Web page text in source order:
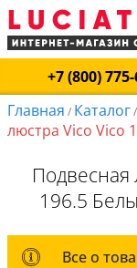
+7 (800)
Главная / Каталог/
люстра Vico Vico
Подвесная
196.5
Все о